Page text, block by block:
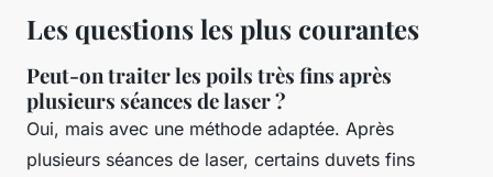
Les questions les plus courantes
Peut-on traiter les poils très fins après
plusieurs séances de laser ?
Oui, mais avec une méthode adaptée. Après
plusieurs séances de laser, certains duvets fins